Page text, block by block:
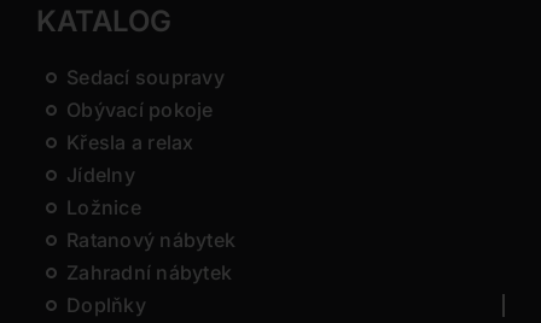
KATALOG
Sedací soupravy
Obývací pokoje
Křesla a relax
Jídelny
Ložnice
Ratanový nábytek
Zahradní nábytek
Doplňky